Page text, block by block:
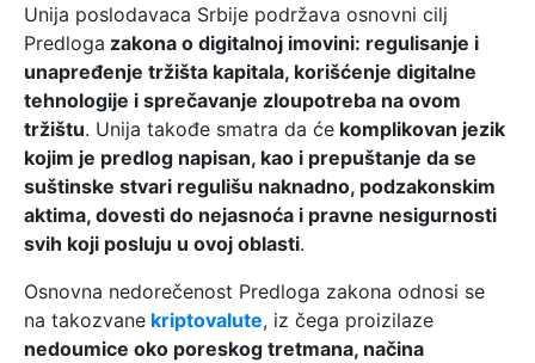
Unija poslodavaca Srbije podržava osnovni cilj
Predloga zakona o digitalnoj imovini: regulisanje i
unapređenje tržišta kapitala, korišćenje digitalne
tehnologije i sprečavanje zloupotreba na ovom
tržištu. Unija takođe smatra da će komplikovan jezik
kojim je predlog napisan, kao i prepuštanje da se
suštinske stvari regulišu naknadno, podzakonskim
aktima, dovesti do nejasnoća i pravne nesigurnosti
svih koji posluju u ovoj oblasti.
Osnovna nedorečenost Predloga zakona odnosi se
na takozvane kriptovalute, iz čega proizilaze
nedoumice oko poreskog tretmana, načina